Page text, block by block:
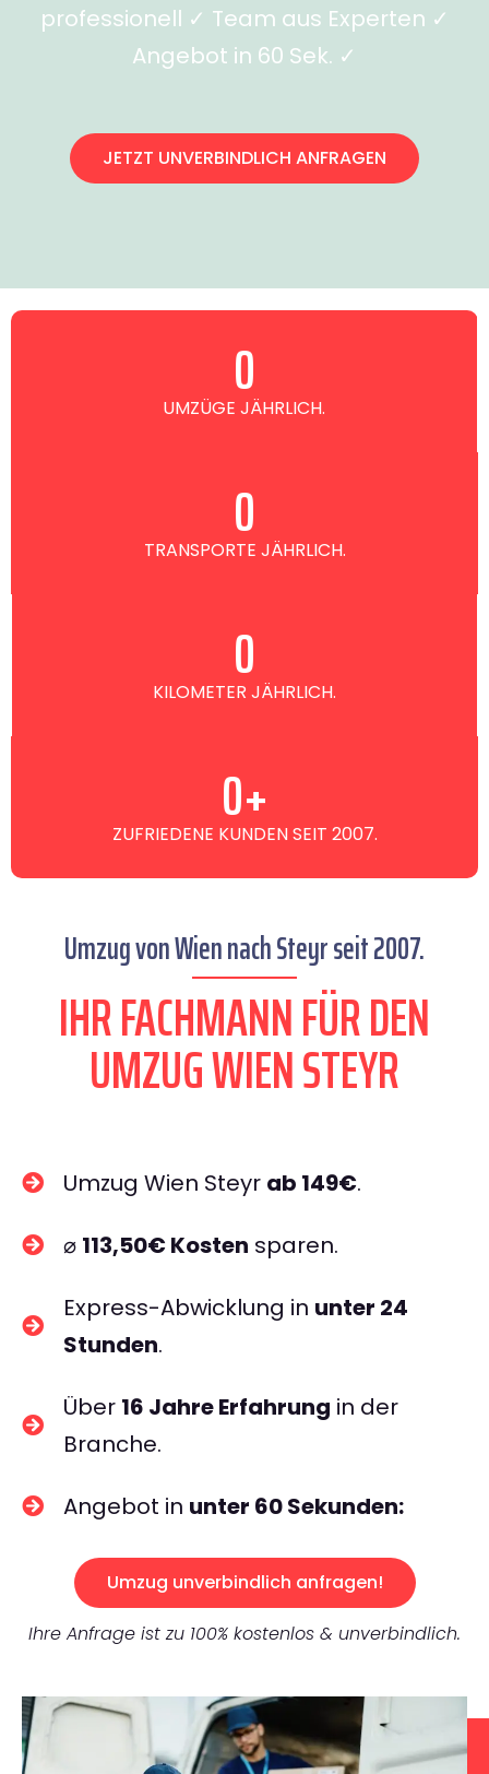
professionell ✓ Team aus Experten ✓
Angebot in 60 Sek. ✓
JETZT UNVERBINDLICH ANFRAGEN
UMZÜGE JÄHRLICH.
0
TRANSPORTE JÄHRLICH.
0
KILOMETER JÄHRLICH.
0
ZUFRIEDENE KUNDEN SEIT 2007.
0+
Umzug von Wien nach Steyr seit 2007.
IHR FACHMANN FÜR DEN
UMZUG WIEN STEYR
Umzug Wien Steyr ab 149€.
⌀ 113,50€ Kosten sparen.
Express-Abwicklung in unter 24
Stunden.
Über 16 Jahre Erfahrung in der
Branche.
Angebot in unter 60 Sekunden:
Umzug unverbindlich anfragen!
Ihre Anfrage ist zu 100% kostenlos & unverbindlich.